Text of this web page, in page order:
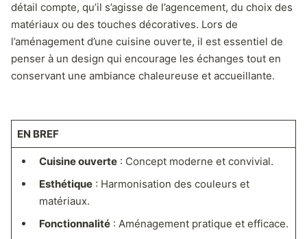
détail compte, qu’il s’agisse de l’agencement, du choix des
matériaux ou des touches décoratives. Lors de
l’aménagement d’une cuisine ouverte, il est essentiel de
penser à un design qui encourage les échanges tout en
conservant une ambiance chaleureuse et accueillante.
EN BREF
Cuisine ouverte: Concept moderne et convivial.
Esthétique: Harmonisation des couleurs et
matériaux.
Fonctionnalité: Aménagement pratique et efficace.